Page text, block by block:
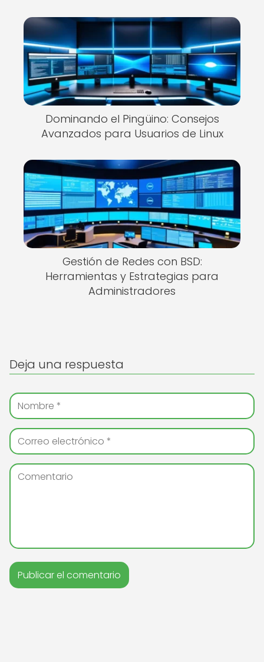
Dominando el Pingüino: Consejos
Avanzados para Usuarios de Linux
Gestión de Redes con BSD:
Herramientas y Estrategias para
Administradores
Deja una respuesta